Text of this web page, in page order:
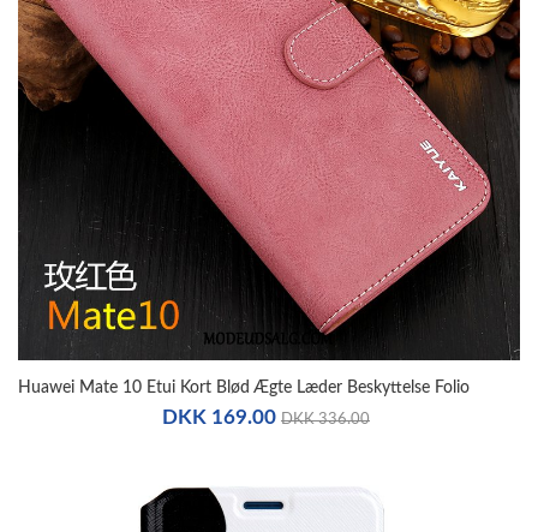
Huawei Mate 10 Etui Kort Blød Ægte Læder Beskyttelse Folio
DKK 169.00 DKK 336.00